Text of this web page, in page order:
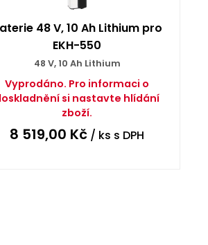
48 V, 10 Ah Lithium pro
EKH-550
48 V, 10 Ah Lithium
Vyprodáno. Pro informaci o
si nastavte hlídání
zboží.
8 519,00 Kč / ks s DPH